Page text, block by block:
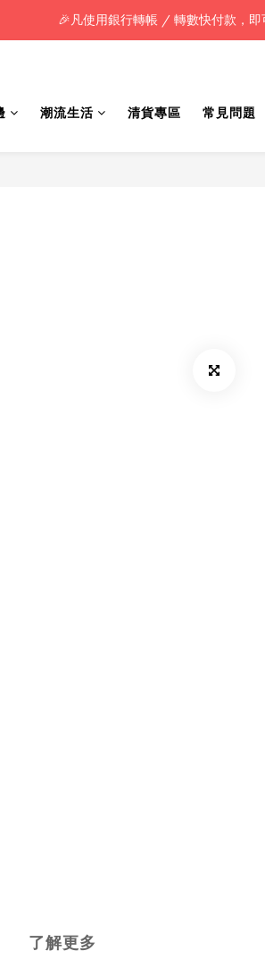
🎉凡使用銀行轉帳 / 轉數快付款，即
🎉凡使用銀行轉帳 / 轉數快付款，即
潮流生活 清貨專區 常見問題
了解更多